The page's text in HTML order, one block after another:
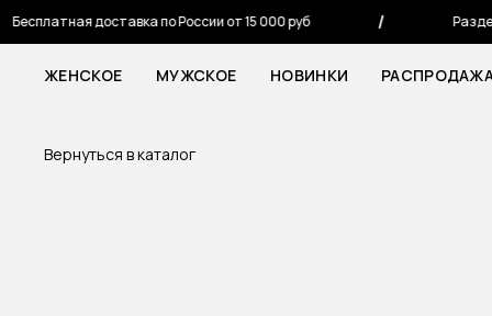
доставка по России от 15 000 руб
ЖЕНСКОЕ МУЖСКОЕ НОВИНКИ
Вернуться в каталог